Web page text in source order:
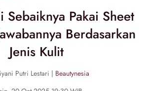
Sebaiknya Pakai Sheet
Berdasarkan
Jenis Kulit
Putri Lestari | Beautynesia